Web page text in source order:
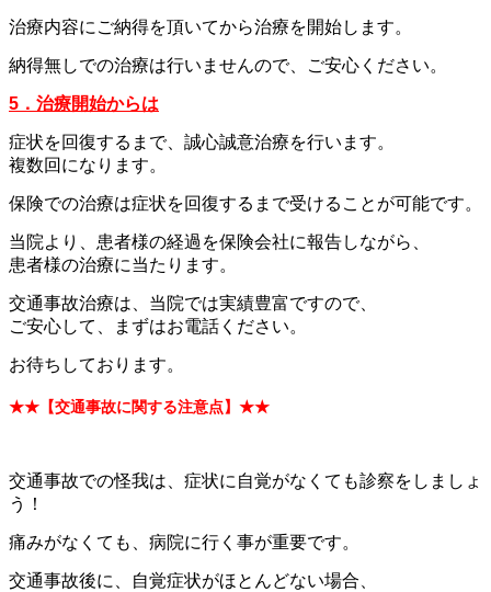
治療内容にご納得を頂いてから治療を開始します。
納得無しでの治療は行いませんので、ご安心ください。
5．治療開始からは
症状を回復するまで、誠心誠意治療を行います。
複数回になります。
保険での治療は症状を回復するまで受けることが可能です。
当院より、患者様の経過を保険会社に報告しながら、
患者様の治療に当たります。
交通事故治療は、当院では実績豊富ですので、
ご安心して、まずはお電話ください。
お待ちしております。
★★【交通事故に関する注意点】★★
交通事故での怪我は、症状に自覚がなくても診察をしましょ
う！
痛みがなくても、病院に行く事が重要です。
交通事故後に、自覚症状がほとんどない場合、